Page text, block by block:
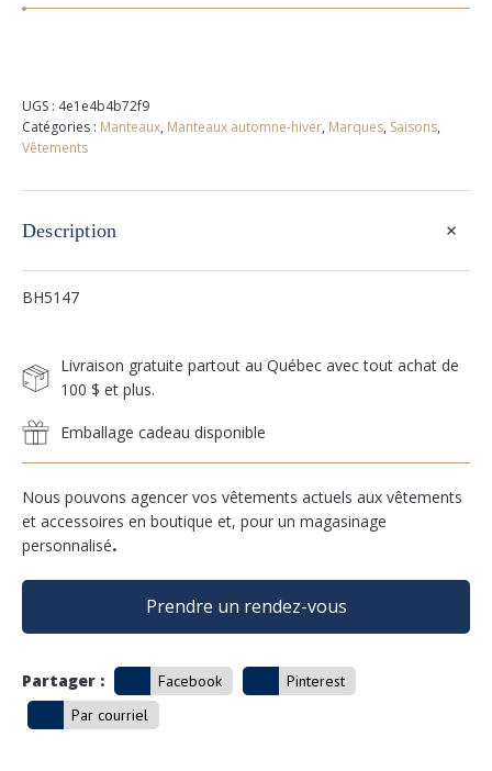
UGS : 4e1e4b4b72f9
Catégories : Manteaux, Manteaux automne-hiver, Marques, Saisons,
Vêtements
Description +
BH5147
Livraison gratuite partout au Québec avec tout achat de
100 $ et plus.
Emballage cadeau disponible
Nous pouvons agencer vos vêtements actuels aux vêtements
et accessoires en boutique et, pour un magasinage
personnalisé.
Prendre un rendez-vous
Partager : Facebook
Pinterest
Par courriel